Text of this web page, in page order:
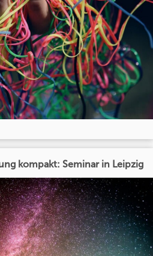
kompakt: Seminar in Leipzig